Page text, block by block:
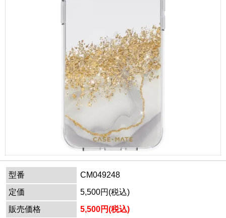
型番
CM049248
定価
5,500円(税込)
販売価格
5,500円(税込)